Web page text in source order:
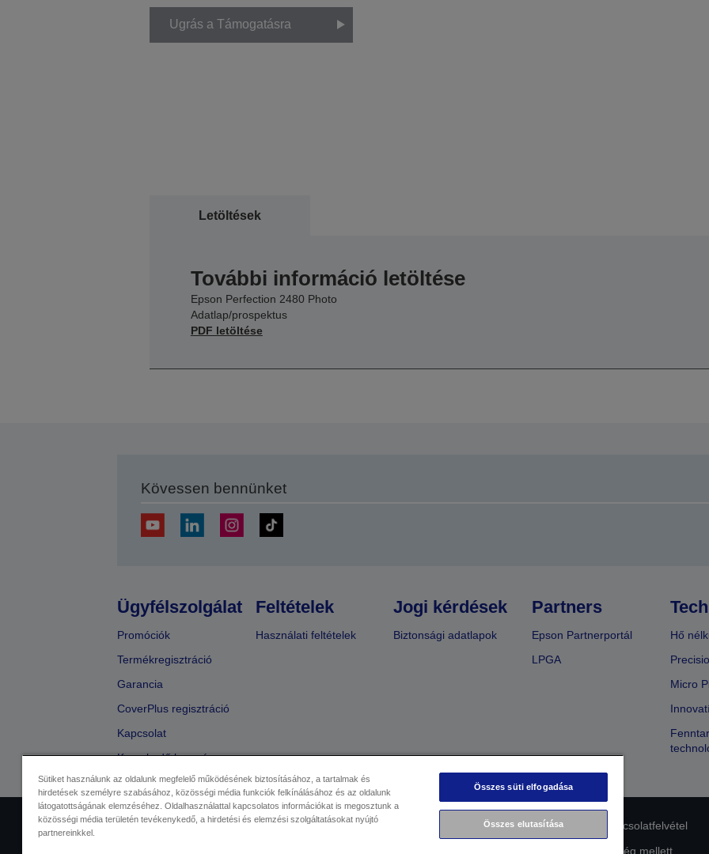
Ugrás a Támogatásra
Letöltések
További információ letöltése
Epson Perfection 2480 Photo
Adatlap/prospektus
PDF letöltése
Kövessen bennünket
Ügyfélszolgálat
Promóciók
Termékregisztráció
Garancia
CoverPlus regisztráció
Kapcsolat
Kereskedő keresése
Feltételek
Használati feltételek
Jogi kérdések
Biztonsági adatlapok
Partners
Epson Partnerportál
LPGA
Hő
Micro
Kereskedelmi központ Adatvédelmi nyilatkozat EU Data Act Compliance Kapcsolatfelvétel
Az Epson elkötelezettsége az akadálymentesség mellett
Sütiket használunk az oldalunk megfelelő működésének biztosításához, a tartalmak és
hirdetések személyre szabásához, közösségi média funkciók felkínálásához és az oldalunk
látogatottságának elemzéséhez. Oldalhasználattal kapcsolatos információkat is megosztunk a
közösségi média területén tevékenykedő, a hirdetési és elemzési szolgáltatásokat nyújtó
partnereinkkel.
Összes süti elfogadása
Összes elutasítása